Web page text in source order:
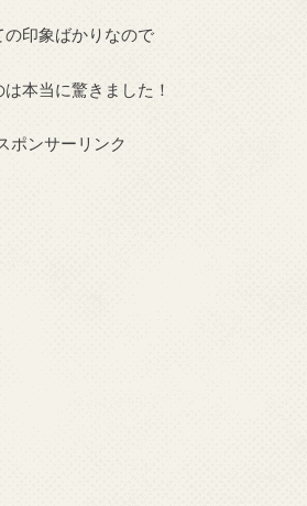
印象ばかりなので
本当に驚きました！
ポンサーリンク